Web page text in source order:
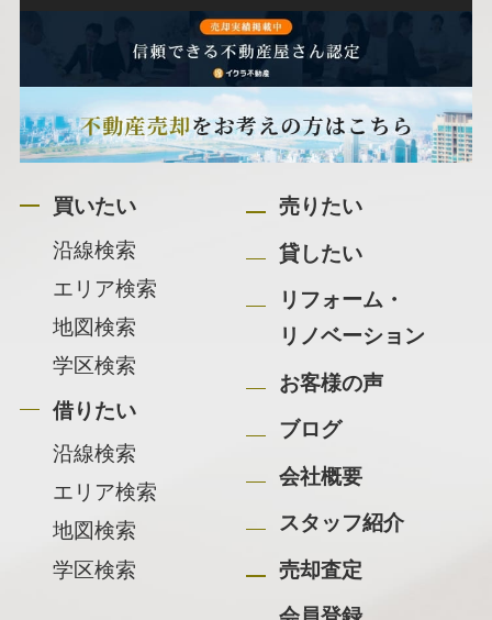
買いたい
沿線検索
エリア検索
地図検索
学区検索
借りたい
沿線検索
エリア検索
地図検索
学区検索
売りたい
貸したい
リフォーム・
リノベーション
お客様の声
ブログ
会社概要
スタッフ紹介
売却査定